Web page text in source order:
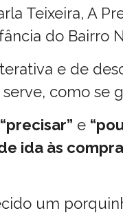
Teixeira, A
do Bairro
e de
como se
e
ida às
um